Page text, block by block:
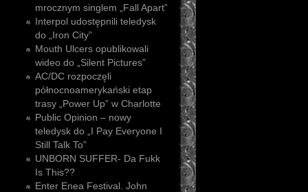
mrocznym singlem „Fall Apart”
Interpol udostępnili teledysk
do „Iron City”
Mouth Ulcers opublikowali
wideo do „Silent Pictures”
AC/DC rozpoczęli
północnoamerykański etap
trasy „Power Up” w Charlotte
Public Opinion – nowy
teledysk do „I Pay Everyone I
Still Talk To”
UNBORN SUFFER- Da Fukk
Is This??
Enter Enea Festival. John